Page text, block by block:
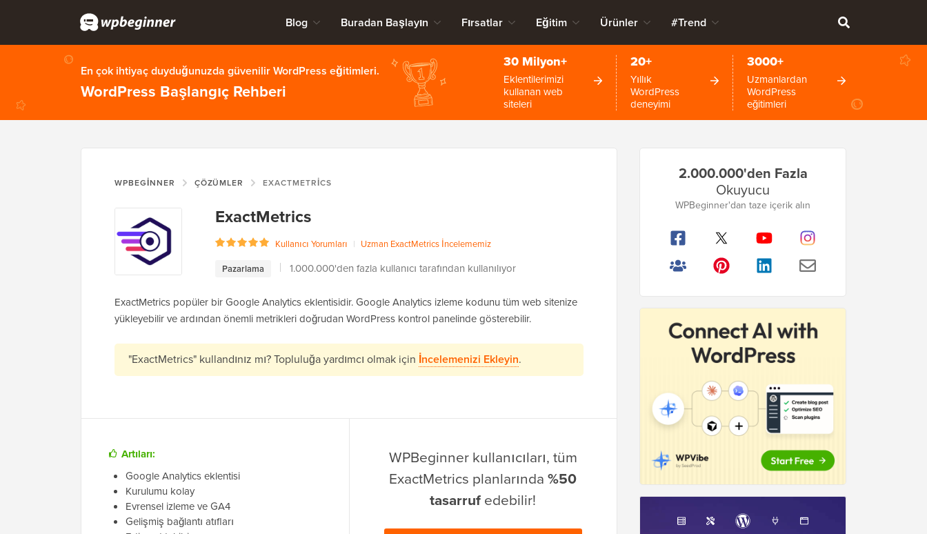
Blog Buradan Başlayın Fırsatlar Eğitim Ürünler #Trend
En çok ihtiyaç duyduğunuzda güvenilir WordPress eğitimleri.
WordPress Başlangıç Rehberi
30 Milyon+
Eklentilerimizi
kullanan web
siteleri
20+
Yıllık
WordPress
deneyimi
3000+
Uzmanlardan
WordPress
eğitimleri
WPBEGINNER ÇÖZÜMLER EXACTMETRICS
ExactMetrics
Kullanıcı Yorumları | Uzman ExactMetrics İncelememiz
Pazarlama
1.000.000'den fazla kullanıcı tarafından kullanılıyor
ExactMetrics popüler bir Google Analytics eklentisidir. Google Analytics izleme kodunu tüm web sitenize
yükleyebilir ve ardından önemli metrikleri doğrudan WordPress kontrol panelinde gösterebilir.
"ExactMetrics" kullandınız mı? Topluluğa yardımcı olmak için İncelemenizi Ekleyin.
Artıları:
Google Analytics eklentisi
Kurulumu kolay
Evrensel izleme ve GA4
Gelişmiş bağlantı atıfları
WPBeginner kullanıcıları, tüm
ExactMetrics planlarında%50
tasarrufedebilir!
Kenar
Çubuğu
2.000.000'den Fazla
Okuyucu
WPBeginner'dan taze içerik alın